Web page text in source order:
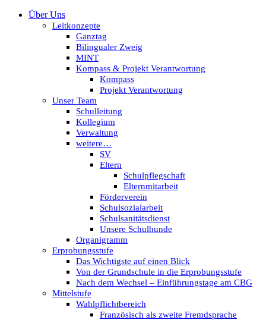
Über Uns
Leitkonzepte
Ganztag
Bilingualer Zweig
MINT
Kompass & Projekt Verantwortung
Kompass
Projekt Verantwortung
Unser Team
Schulleitung
Kollegium
Verwaltung
weitere…
SV
Eltern
Schulpflegschaft
Elternmitarbeit
Förderverein
Schulsozialarbeit
Schulsanitätsdienst
Unsere Schulhunde
Organigramm
Erprobungsstufe
Das Wichtigste auf einen Blick
Von der Grundschule in die Erprobungsstufe
Nach dem Wechsel – Einführungstage am CBG
Mittelstufe
Wahlpflichtbereich
Französisch als zweite Fremdsprache